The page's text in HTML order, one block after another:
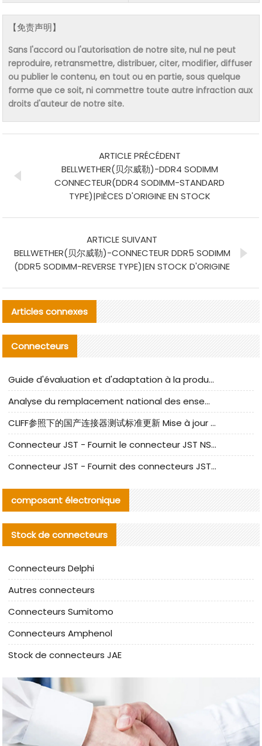
【免责声明】
Sans l'accord ou l'autorisation de notre site, nul ne peut
reproduire, retransmettre, distribuer, citer, modifier, diffuser
ou publier le contenu, en tout ou en partie, sous quelque
forme que ce soit, ni commettre toute autre infraction aux
droits d'auteur de notre site.
ARTICLE PRÉCÉDENT
BELLWETHER(贝尔威勒)-DDR4 SODIMM
CONNECTEUR(DDR4 SODIMM-STANDARD
TYPE)|PIÈCES D'ORIGINE EN STOCK
ARTICLE SUIVANT
BELLWETHER(贝尔威勒)-CONNECTEUR DDR5 SODIMM
(DDR5 SODIMM-REVERSE TYPE)|EN STOCK D'ORIGINE
Articles connexes
Connecteurs
Guide d'évaluation et d'adaptation à la production des composants de câbles nationaux CNC Tech
Analyse du remplacement national des ensembles de câbles à fréquence élevée I-PEX
CLIFF参照下的国产连接器测试标准更新 Mise à jour des normes de test des connecteurs nationaux sous la référence CLIFF
Connecteur JST - Fournit le connecteur JST NSHR-02V-S original | Équivalent
Connecteur JST - Fournit des connecteurs JST GHR-09V-S authentiques et des produits de remplacement|
composant électronique
Stock de connecteurs
Connecteurs Delphi
Autres connecteurs
Connecteurs Sumitomo
Connecteurs Amphenol
Stock de connecteurs JAE